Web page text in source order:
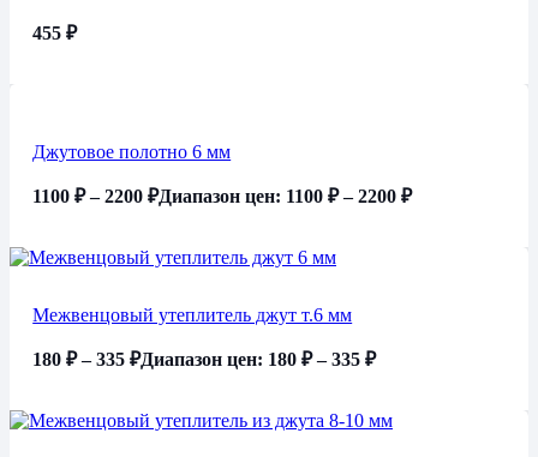
455₽
Джутовое полотно 6 мм
1100₽ – 2200₽Диапазон цен: 1100 ₽ – 2200 ₽
Межвенцовый утеплитель джут т.6 мм
180₽ – 335₽Диапазон цен: 180 ₽ – 335 ₽